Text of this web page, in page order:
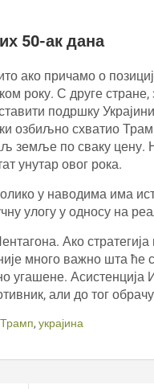
50-ак дана
ако причамо о
року. С друге стране,
подршку
озбиљно схватио
земље по сваку цену.
унутар овог рока.
у наводима има
улогу у односу на
Ако
много важно шта ће
угашене.
али до тог
Трамп, украјина